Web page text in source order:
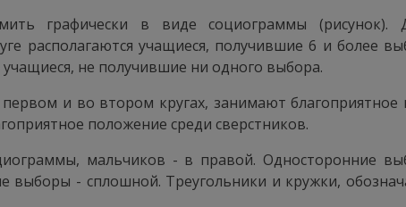
графически в виде социограммы (рисунок).
располагаются учащиеся, получившие 6 и более
не получившие ни одного выбора.
и во втором кругах, занимают благоприятное
положение среди сверстников.
мальчиков - в правой. Односторонние
выборы - сплошной. Треугольники и кружки,